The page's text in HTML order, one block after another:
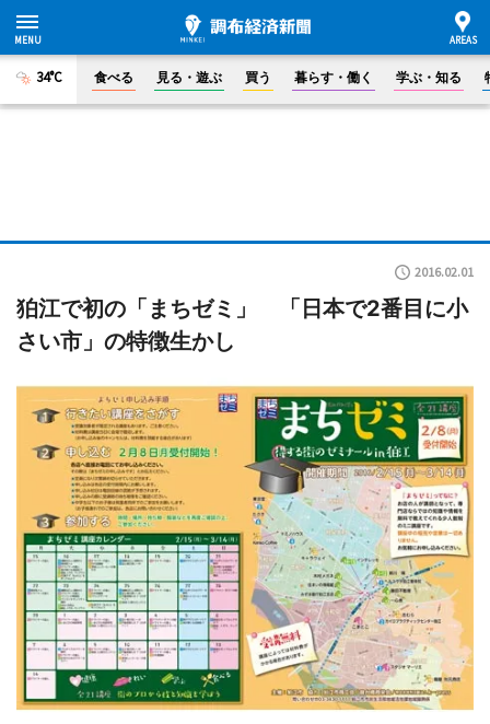
34°C 食べる 見る・遊ぶ 買う 暮らす・働く 学ぶ・知る
2016.02.01
狛江で初の「まちゼミ」 「日本で2番目に小
さい市」の特徴生かし